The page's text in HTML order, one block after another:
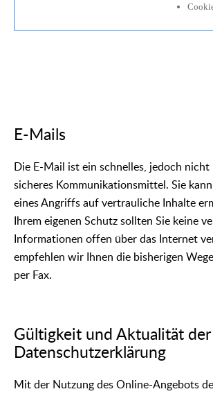
E-Mails
Die E-Mail ist ein schnelles, jedoch nicht
sicheres Kommunikationsmittel. Sie
eines Angriffs auf vertrauliche Inhalte
Ihrem eigenen Schutz sollten Sie keine
Informationen offen über das Internet
empfehlen wir Ihnen die bisherigen
per Fax.
Gültigkeit und Aktualität der
Datenschutzerklärung
Mit der Nutzung des Online-Angebots